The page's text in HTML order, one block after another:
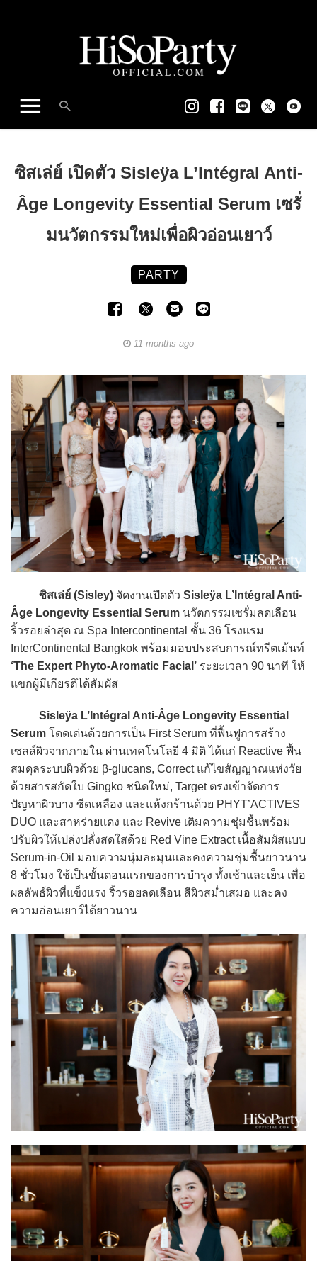
ซิสเล่ย์ เปิดตัว Sisleÿa L’Intégral Anti-
Âge Longevity Essential Serum เซรั่
มนวัตกรรมใหม่เพื่อผิวอ่อนเยาว์
PARTY
11 months ago
ซิสเล่ย์ (Sisley) จัดงานเปิดตัว Sisleÿa L’Intégral Anti-
Âge Longevity Essential Serum นวัตกรรมเซรั่มลดเลือน
ริ้วรอยล่าสุด ณ Spa Intercontinental ชั้น 36 โรงแรม
InterContinental Bangkok พร้อมมอบประสบการณ์ทรีตเม้นท์
‘The Expert Phyto-Aromatic Facial’ ระยะเวลา 90 นาที ให้
แขกผู้มีเกียรติได้สัมผัส
Sisleÿa L’Intégral Anti-Âge Longevity Essential
Serum โดดเด่นด้วยการเป็น First Serum ที่ฟื้นฟูการสร้าง
เซลล์ผิวจากภายใน ผ่านเทคโนโลยี 4 มิติ ได้แก่ Reactive ฟื้น
สมดุลระบบผิวด้วย β-glucans, Correct แก้ไขสัญญาณแห่งวัย
ด้วยสารสกัดใบ Gingko ชนิดใหม่, Target ตรงเข้าจัดการ
ปัญหาผิวบาง ซีดเหลือง และแห้งกร้านด้วย PHYT’ACTIVES
DUO และสาหร่ายแดง และ Revive เติมความชุ่มชื้นพร้อม
ปรับผิวให้เปล่งปลั่งสดใสด้วย Red Vine Extract เนื้อสัมผัสแบบ
Serum-in-Oil มอบความนุ่มละมุนและคงความชุ่มชื้นยาวนาน
8 ชั่วโมง ใช้เป็นขั้นตอนแรกของการบำรุง ทั้งเช้าและเย็น เพื่อ
ผลลัพธ์ผิวที่แข็งแรง ริ้วรอยลดเลือน สีผิวสม่ำเสมอ และคง
ความอ่อนเยาว์ได้ยาวนาน